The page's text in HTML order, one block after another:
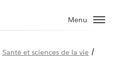
Menu
Santé et sciences de la vie /